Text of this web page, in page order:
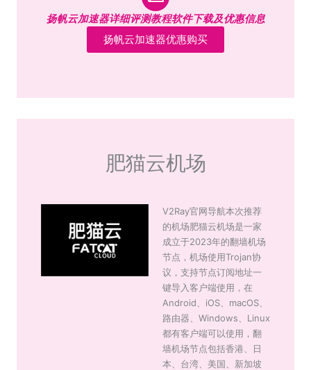
扬帆云加速器详细评测教程软件下载及优惠信息
扬帆云加速器优惠购买
肥猫云机场
V2Ray官网导航本次推荐
的机场肥猫云机场是一家
成立于2023年的翻墙机场
节点，机场使用Trojan协
议，支持节点订阅地址一
键导入客户端使用，在
Android、iOS、macOS、
路由器、Windows、Linux
都有客户端可以使用，翻
墙机场节点包括香港、日
本、台湾、美国、新加坡